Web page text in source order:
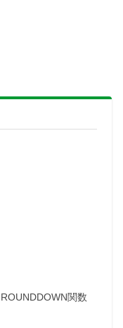
関数